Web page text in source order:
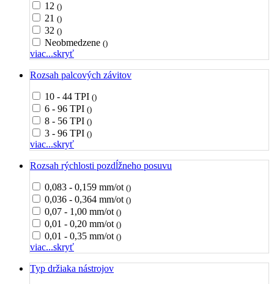
12 ()
21 ()
32 ()
Neobmedzene ()
viac...skryť
Rozsah palcových závitov
10 - 44 TPI ()
6 - 96 TPI ()
8 - 56 TPI ()
3 - 96 TPI ()
viac...skryť
Rozsah rýchlosti pozdĺžneho posuvu
0,083 - 0,159 mm/ot ()
0,036 - 0,364 mm/ot ()
0,07 - 1,00 mm/ot ()
0,01 - 0,20 mm/ot ()
0,01 - 0,35 mm/ot ()
viac...skryť
Typ držiaka nástrojov